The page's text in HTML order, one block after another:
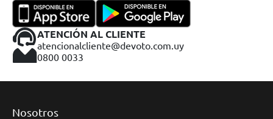
ATENCIÓN AL CLIENTE
atencionalcliente@devoto.com.uy
0800 0033
Nosotros